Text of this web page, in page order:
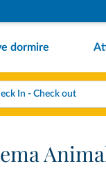
dormire